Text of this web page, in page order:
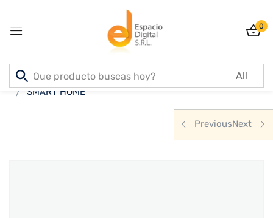
0
Inicio PRODUCTOS
ELECTRODOMESTICOS
SMART HOME
PreviousNext
Sign in
Lost password?